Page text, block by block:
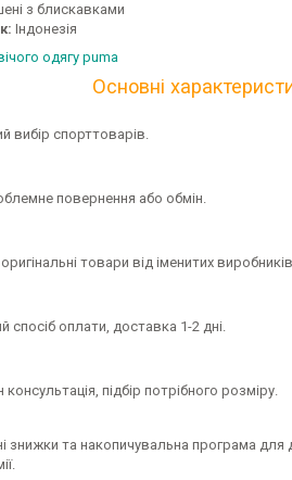
з блискавками
Індонезія
одягу puma
Основні
вибір спорттоварів.
повернення або обмін.
товари від іменитих
спосіб оплати, доставка 1-2 дні.
підбір потрібного розміру.
знижки та накопичувальна програма для